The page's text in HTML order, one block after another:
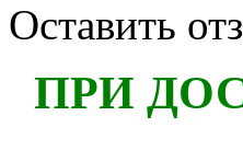
Оставить
ПРИ